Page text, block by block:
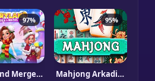
97%
Fairyland Merge & Magic
95%
Mahjong Arkadium